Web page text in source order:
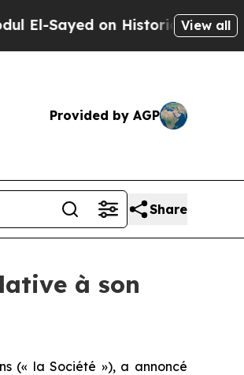
on Historic Michigan Win:
View all
Provided by AGP
Share
à son
(« la Société »), a annoncé